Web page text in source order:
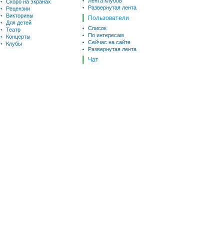
Скоро на экранах
Рецензии
Викторины
Для детей
Театр
Концерты
Клубы
Развернутая лента
Пользователи
Список
По интересам
Сейчас на сайте
Развернутая лента
Чат